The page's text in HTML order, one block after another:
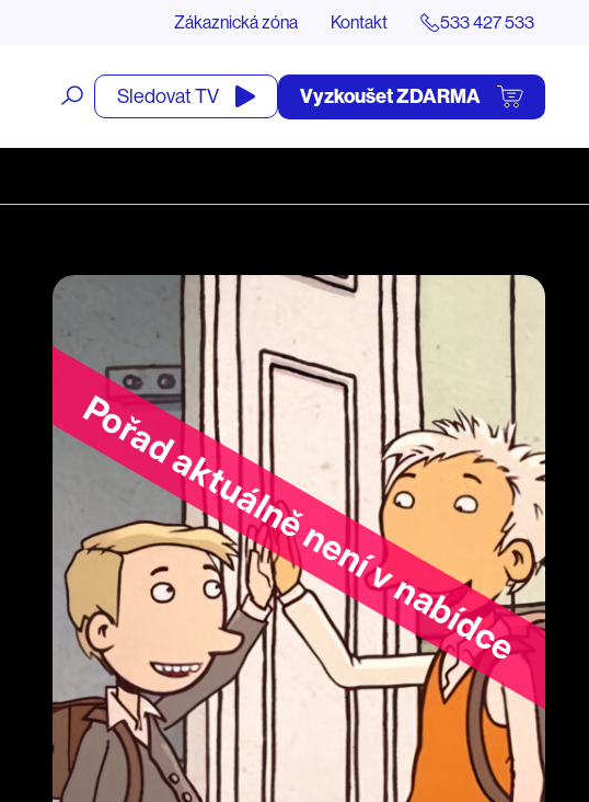
Zákaznická zóna Kontakt 533 427 533
Otevřít
vyhledávání
Sledovat TV Vyzkoušet ZDARMA
Pořad aktuálně není v nabídce